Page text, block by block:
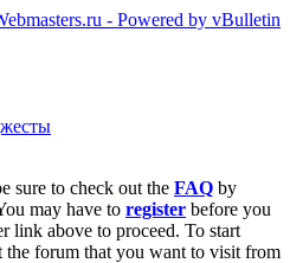
sure to check out the FAQ by
may have to register before you
link above to proceed. To start
the forum that you want to visit from